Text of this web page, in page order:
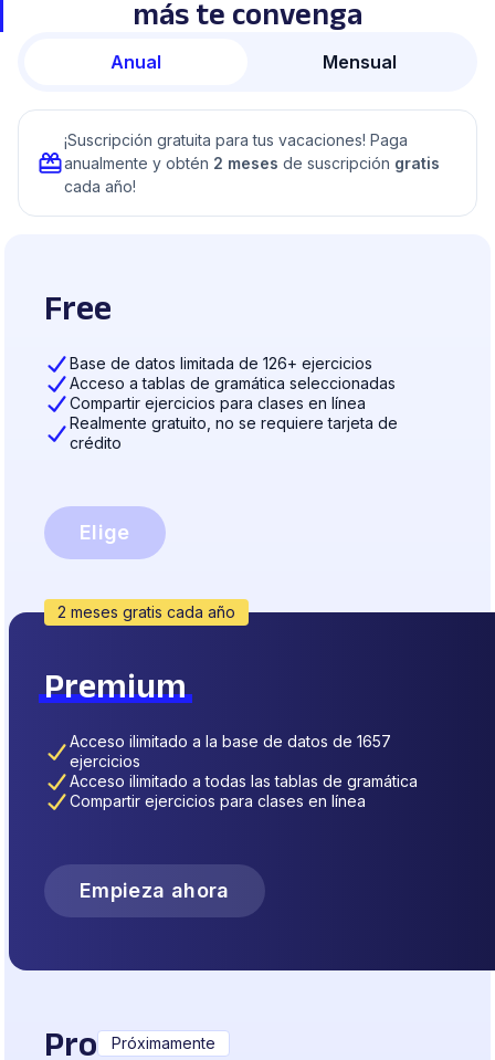
más te convenga
Anual Mensual
¡Suscripción gratuita para tus vacaciones! Paga
anualmente y obtén 2 meses de suscripción gratis
cada año!
Free
Base de datos limitada de 126+ ejercicios
Acceso a tablas de gramática seleccionadas
Compartir ejercicios para clases en línea
Realmente gratuito, no se requiere tarjeta de
crédito
Elige
2 meses gratis cada año
Premium
Acceso ilimitado a la base de datos de 1657
ejercicios
Acceso ilimitado a todas las tablas de gramática
Compartir ejercicios para clases en línea
Empieza ahora
Pro Próximamente